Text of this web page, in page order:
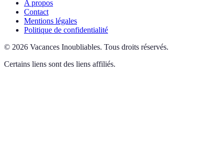
A propos
Contact
Mentions légales
Politique de confidentialité
© 2026 Vacances Inoubliables. Tous droits réservés.
Certains liens sont des liens affiliés.